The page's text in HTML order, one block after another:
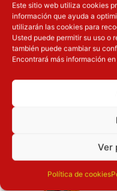
Este sitio web utiliza cookies
información que ayuda a
utilizarán las cookies para
Usted puede permitir su uso o
también puede cambiar su
Encontrará más información
Ver
Política de cookies
Tipo
Dimensiones
El precio original era:
El precio actual es: